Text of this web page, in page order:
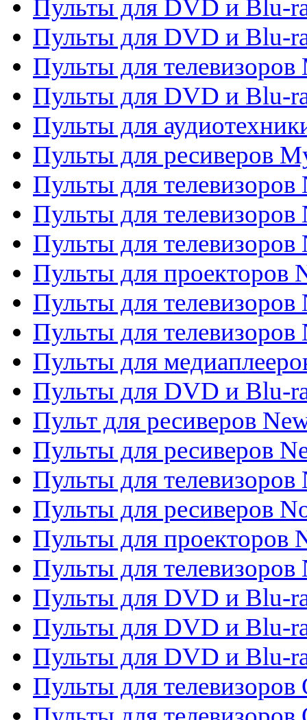
Пульты для DVD и Blu-
Пульты для DVD и Blu-
Пульты для телевизоров
Пульты для DVD и Blu-
Пульты для
Пульты для ресиверов
Пульты для телевизоров
Пульты для телевизоров
Пульты для телевизоров
Пульты для проекторов
Пульты для телевизоров
Пульты для телевизоров
Пульты для
Пульты для DVD и Blu-
Пульт для ресиверов
Пульты для ресиверов
Пульты для телевизоров
Пульты для ресиверов
Пульты для проекторов
Пульты для телевизоров
Пульты для DVD и Blu-
Пульты для DVD и Blu-
Пульты для DVD и Blu-
Пульты для телевизоров